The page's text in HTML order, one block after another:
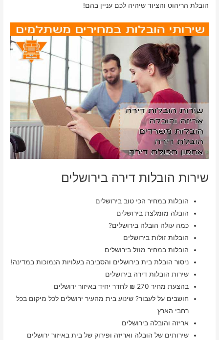
הובלת הריהוט והציוד שיהיה לכם עניין בהם!
שירות הובלות דירה בירושלים
הובלות במחיר הכי טוב בירושלים
הובלה מומלצת בירושלים
כמה עולה הובלה בירושלים?
הובלות זולות בירושלים
הובלות במחיר מוזל בירושלים
ניסור הובלת בית בירושלים והסביבה בעלויות הנמוכות במדינה!
שירות הובלות דירה בירושלים
בהצעת מחיר 270 ₪ לחדר יחיד באיזור ירושלים
חושבים על לעבור? שינוע בית מהעיר ירושלים לכל מיקום בכל
רחבי הארץ
אריזה והובלה בירושלים
שירותים של הובלה ואריזה ופירוק של בית באיזור ירושלים